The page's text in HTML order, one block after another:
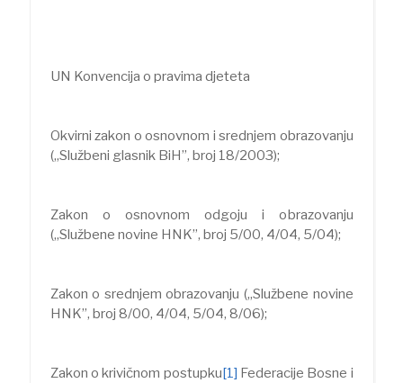
UN Konvencija o pravima djeteta
Okvirni zakon o osnovnom i srednjem obrazovanju
(„Službeni glasnik BiH”, broj 18/2003);
Zakon o osnovnom odgoju i obrazovanju
(„Službene novine HNK”, broj 5/00, 4/04, 5/04);
Zakon o srednjem obrazovanju („Službene novine
HNK”, broj 8/00, 4/04, 5/04, 8/06);
Zakon o krivičnom postupku[1] Federacije Bosne i